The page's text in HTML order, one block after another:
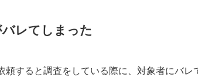
レてしまった
頼すると調査をしている際に、対象者にバレ